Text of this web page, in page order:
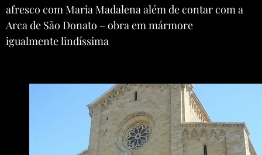
afresco com Maria Madalena além de contar com a
Arca de São Donato – obra em mármore
igualmente lindíssima